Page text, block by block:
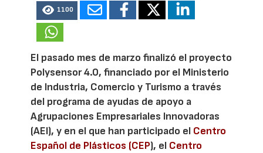
1100
El pasado mes de marzo finalizó el proyecto
Polysensor 4.0, financiado por el Ministerio
de Industria, Comercio y Turismo a través
del programa de ayudas de apoyo a
Agrupaciones Empresariales Innovadoras
(AEI), y en el que han participado el Centro
Español de Plásticos (CEP), el Centro